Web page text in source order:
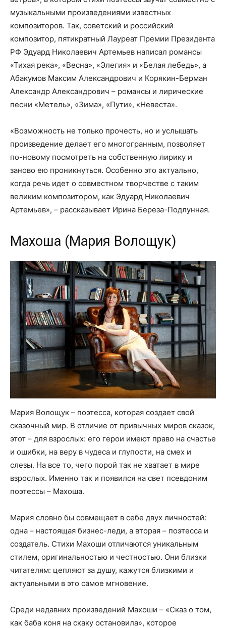
музыкальными произведениями известных
композиторов. Так, советский и российский
композитор, пятикратный Лауреат Премии Президента
РФ Эдуард Николаевич Артемьев написал романсы
«Тихая река», «Весна», «Элегия» и «Белая лебедь», а
Абакумов Максим Александрович и Корякин-Берман
Александр Александрович – романсы и лирические
песни «Метель», «Зима», «Пути», «Невеста».
«Возможность не только прочесть, но и услышать
произведение делает его многогранным, позволяет
по-новому посмотреть на собственную лирику и
заново ею проникнуться. Особенно это актуально,
когда речь идет о совместном творчестве с таким
великим композитором, как Эдуард Николаевич
Артемьев», – рассказывает Ирина Береза-Подлунная.
Махоша (Мария Волощук)
Мария Волощук – поэтесса, которая создает свой
сказочный мир. В отличие от привычных миров сказок,
этот – для взрослых: его герои имеют право на счастье
и ошибки, на веру в чудеса и глупости, на смех и
слезы. На все то, чего порой так не хватает в мире
взрослых. Именно так и появился на свет псевдоним
поэтессы – Махоша.
Мария словно бы совмещает в себе двух личностей:
одна – настоящая бизнес-леди, а вторая – поэтесса и
создатель. Стихи Махоши отличаются уникальным
стилем, оригинальностью и честностью. Они близки
читателям: цепляют за душу, кажутся близкими и
актуальными в это самое мгновение.
Среди недавних произведений Махоши – «Сказ о том,
как баба коня на скаку остановила», которое